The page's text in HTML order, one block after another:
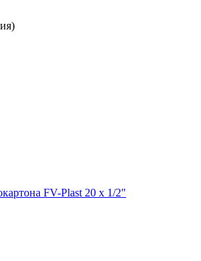
FV-Plast 20 x 1/2"